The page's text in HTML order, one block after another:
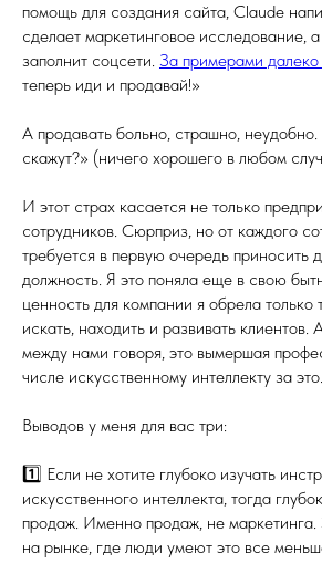
помощь для создания сайта, Claude
сделает маркетинговое исследование,
заполнит соцсети. За примерами
теперь иди и продавай!»
А продавать больно, страшно,
скажут?» (ничего хорошего в любом
И этот страх касается не только
сотрудников. Сюрприз, но от каждого
требуется в первую очередь приносить
должность. Я это поняла еще в свою
ценность для компании я обрела только
искать, находить и развивать клиентов.
между нами говоря, это вымершая
числе искусственному интеллекту за это.
Выводов у меня для вас три:
1️⃣ Если не хотите глубоко изучать
искусственного интеллекта, тогда
продаж. Именно продаж, не маркетинга.
на рынке, где люди умеют это все